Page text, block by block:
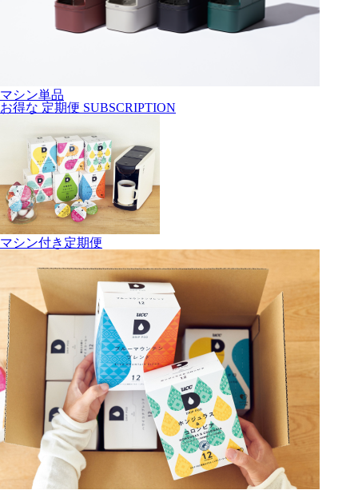
マシン単品
お得な 定期便 SUBSCRIPTION
マシン付き定期便